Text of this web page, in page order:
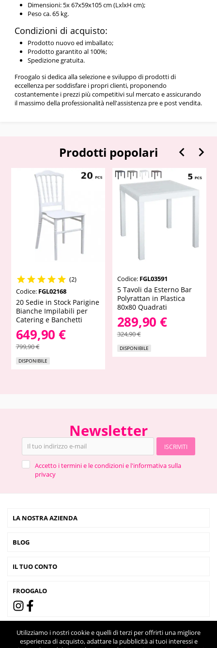
Utilizziamo i nostri cookie e quelli di terzi per offrirti una migliore
esperienza di acquisto, adattare la pubblicità ai tuoi interessi e
Dimensioni: 5x 67x59x105 cm (LxlxH cm);
Peso ca. 65 kg.
Condizioni di acquisto:
Prodotto nuovo ed imballato;
Prodotto garantito al 100%;
Spedizione gratuita.
Froogalo si dedica alla selezione e sviluppo di prodotti di
eccellenza per soddisfare i propri clienti, proponendo
costantemente i prezzi più competitivi sul mercato e assicurando
il massimo della professionalità nell'assistenza pre e post vendita.
Prodotti popolari
 (2)
Codice: FGL02168
20 Sedie in Stock Parigine
Bianche Impilabili per
Catering e Banchetti
649,90 €
799,90 €
DISPONIBILE
Codice: FGL03591
5 Tavoli da Esterno Bar
Polyrattan in Plastica
80x80 Quadrati
289,90 €
324,90 €
DISPONIBILE
 
Newsletter
ISCRIVITI
Accetto i termini e le condizioni e l'informativa sulla
privacy
LA NOSTRA AZIENDA
BLOG
IL TUO CONTO
FROOGALO